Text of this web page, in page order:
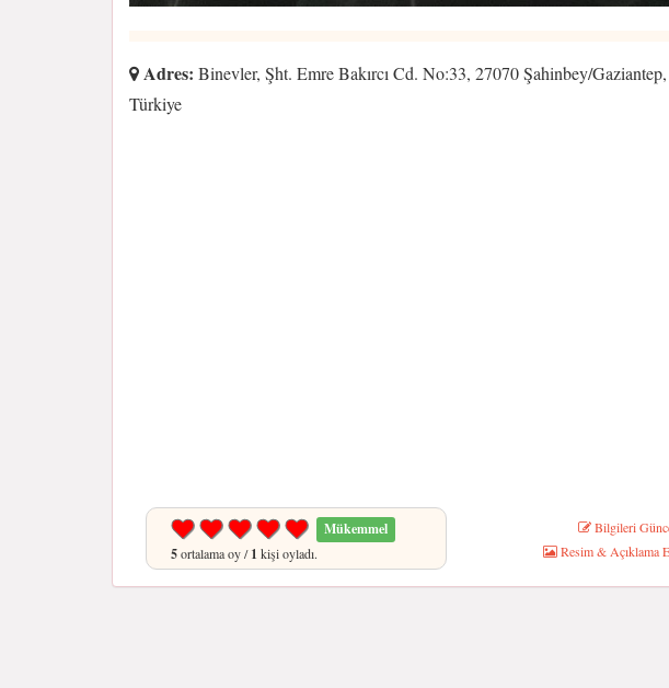
Adres: Binevler, Şht. Emre Bakırcı Cd. No:33, 27070 Şahinbey/Gaziantep,
Türkiye
Mükemmel
5ortalama oy /1 kişi oyladı.
Bilgileri
Resim & Açıklama